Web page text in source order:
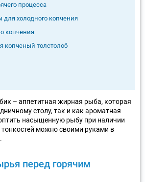
процесса
для холодного копчения
копчения
копченый толстолоб
– аппетитная жирная рыба, которая
столу, так и как ароматная
насыщенную рыбу при наличии
тонкостей можно своими руками в
перед горячим